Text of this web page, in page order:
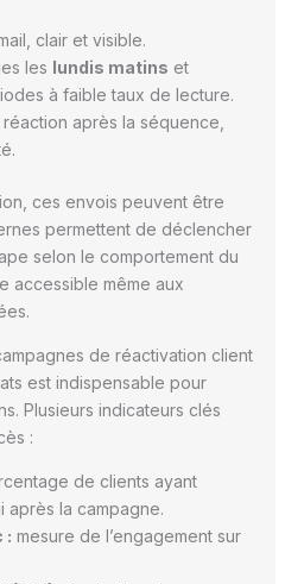
clair et visible.
les lundis matins et
à faible taux de lecture.
après la séquence,
ces envois peuvent être
permettent de déclencher
selon le comportement du
accessible même aux
de réactivation client
est indispensable pour
Plusieurs indicateurs clés
:
de clients ayant
après la campagne.
: mesure de l’engagement sur